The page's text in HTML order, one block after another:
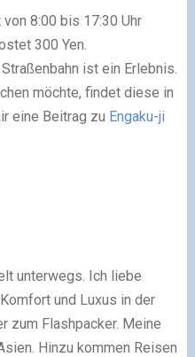
8:00 bis 17:30 Uhr
300 Yen.
ist ein Erlebnis.
möchte, findet diese in
eine Beitrag zu Engaku-ji
unterwegs. Ich liebe
und Luxus in der
zum Flashpacker. Meine
Hinzu kommen Reisen